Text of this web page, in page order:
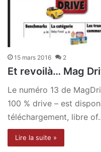
15 mars 2016 2
Et revoilà… Mag
Le numéro 13 de
100 % drive – est
téléchargement, libre
Lire la suite »